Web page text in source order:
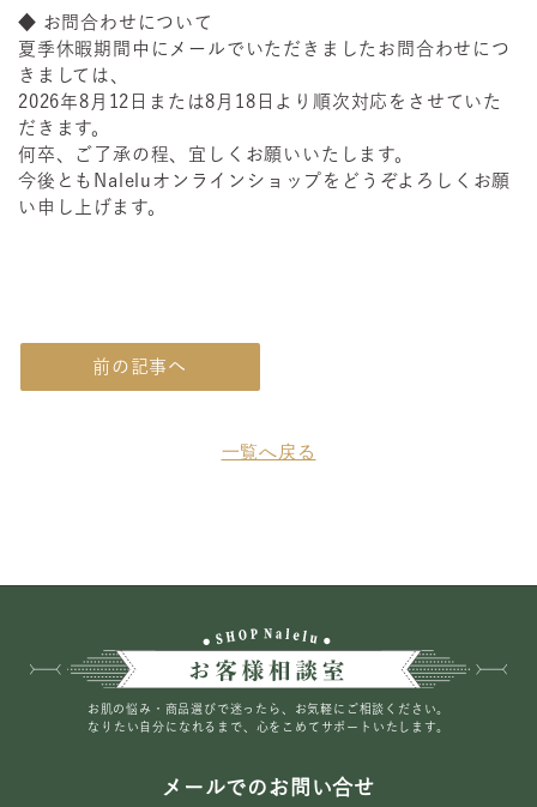
◆ お問合わせについて
夏季休暇期間中にメールでいただきましたお問合わせにつ
きましては、
2026年8月12日または8月18日より順次対応をさせていた
だきます。
何卒、ご了承の程、宜しくお願いいたします。
今後ともNaleluオンラインショップをどうぞよろしくお願
い申し上げます。
前の記事へ
一覧へ戻る
お肌の悩み・商品選びで迷ったら、お気軽にご相談ください。
なりたい自分になれるまで、心をこめてサポートいたします。
メールでのお問い合せ